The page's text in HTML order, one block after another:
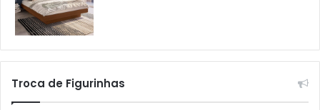
Troca de Figurinhas